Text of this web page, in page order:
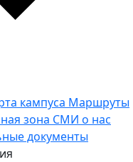
кампуса Маршруты
зона СМИ о нас
документы